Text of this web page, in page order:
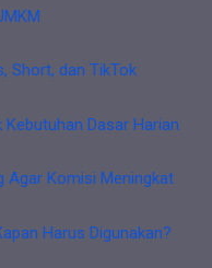
Short, dan TikTok
Dasar Harian
Agar Komisi Meningkat
Harus Digunakan?